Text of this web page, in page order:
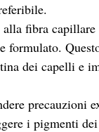
fibra capillare
formulato.
dei capelli e
precauzioni
i pigmenti